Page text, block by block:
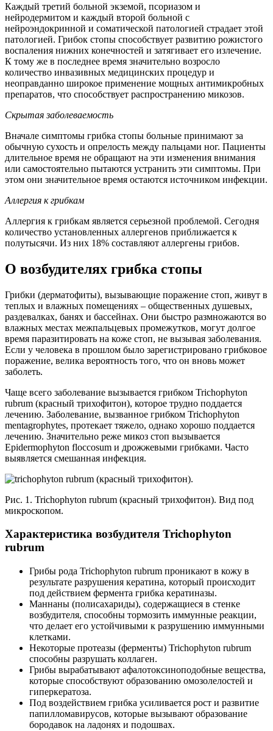
Каждый третий больной экземой, псориазом и
нейродермитом и каждый второй больной с
нейроэндокринной и соматической патологией страдает этой
патологией. Грибок стопы способствует развитию рожистого
воспаления нижних конечностей и затягивает его излечение.
К тому же в последнее время значительно возросло
количество инвазивных медицинских процедур и
неоправданно широкое применение мощных антимикробных
препаратов, что способствует распространению микозов.
Скрытая заболеваемость
Вначале симптомы грибка стопы больные принимают за
обычную сухость и опрелость между пальцами ног. Пациенты
длительное время не обращают на эти изменения внимания
или самостоятельно пытаются устранить эти симптомы. При
этом они значительное время остаются источником инфекции.
Аллергия к грибкам
Аллергия к грибкам является серьезной проблемой. Сегодня
количество установленных аллергенов приближается к
полутысячи. Из них 18% составляют аллергены грибов.
О возбудителях грибка стопы
Грибки (дерматофиты), вызывающие поражение стоп, живут в
теплых и влажных помещениях – общественных душевых,
раздевалках, банях и бассейнах. Они быстро размножаются во
влажных местах межпальцевых промежутков, могут долгое
время паразитировать на коже стоп, не вызывая заболевания.
Если у человека в прошлом было зарегистрировано грибковое
поражение, велика вероятность того, что он вновь может
заболеть.
Чаще всего заболевание вызывается грибком Trichophyton
rubrum (красный трихофитон), которое трудно поддается
лечению. Заболевание, вызванное грибком Trichophyton
mentagrophytes, протекает тяжело, однако хорошо поддается
лечению. Значительно реже микоз стоп вызывается
Epidermophyton floccosum и дрожжевыми грибками. Часто
выявляется смешанная инфекция.
Рис. 1. Trichophyton rubrum (красный трихофитон). Вид под
микроскопом.
Характеристика возбудителя Trichophyton
rubrum
Грибы рода Trichophyton rubrum проникают в кожу в
результате разрушения кератина, который происходит
под действием фермента грибка кератиназы.
Маннаны (полисахариды), содержащиеся в стенке
возбудителя, способны тормозить иммунные реакции,
что делает его устойчивыми к разрушению иммунными
клетками.
Некоторые протеазы (ферменты) Trichophyton rubrum
способны разрушать коллаген.
Грибы вырабатывают афалотоксиноподобные вещества,
которые способствуют образованию омозолелостей и
гиперкератоза.
Под воздействием грибка усиливается рост и развитие
папилломавирусов, которые вызывают образование
бородавок на ладонях и подошвах.